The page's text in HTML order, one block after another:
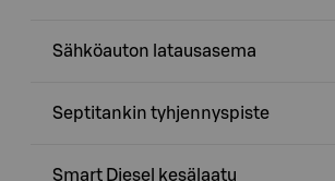
Sähköauton latausasema
Septitankin tyhjennyspiste
Smart Diesel kesälaatu